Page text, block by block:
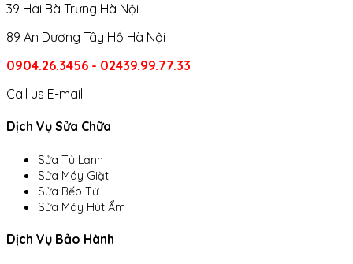
39 Hai Bà Trưng Hà Nội
89 An Dương Tây Hồ Hà Nội
0904.26.3456 - 02439.99.77.33
Call us E-mail
Dịch Vụ Sửa Chữa
Sửa Tủ Lạnh
Sửa Máy Giặt
Sửa Bếp Từ
Sửa Máy Hút Ẩm
Dịch Vụ Bảo Hành